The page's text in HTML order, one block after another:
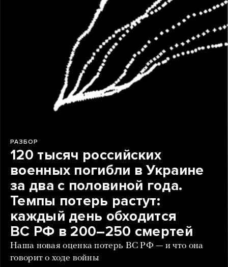
РАЗБОР
120 тысяч российских
военных погибли в Украине
за два с половиной года.
Темпы потерь растут:
каждый день обходится
ВС РФ в 200–250 смертей
Наша новая оценка потерь ВС РФ — и что она
говорит о ходе войны